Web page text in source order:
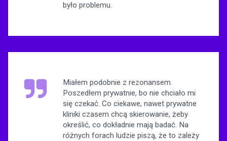
było problemu.
Miałem podobnie z rezonansem.
Poszedłem prywatnie, bo nie chciało mi
się czekać. Co ciekawe, nawet prywatne
kliniki czasem chcą skierowanie, żeby
określić, co dokładnie mają badać. Na
różnych forach ludzie piszą, że to zależy